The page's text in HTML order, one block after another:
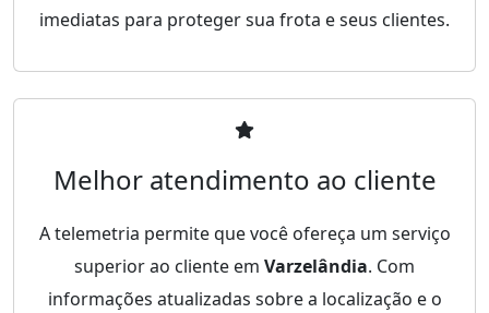
imediatas para proteger sua frota e seus clientes.
Melhor atendimento ao cliente
A telemetria permite que você ofereça um serviço
superior ao cliente em Varzelândia. Com
informações atualizadas sobre a localização e o